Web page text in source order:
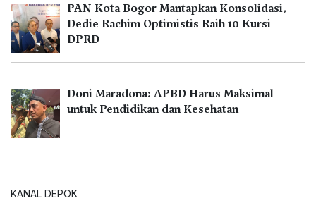
PAN Kota Bogor Mantapkan Konsolidasi,
Dedie Rachim Optimistis Raih 10 Kursi
DPRD
Doni Maradona: APBD Harus Maksimal
untuk Pendidikan dan Kesehatan
KANAL DEPOK